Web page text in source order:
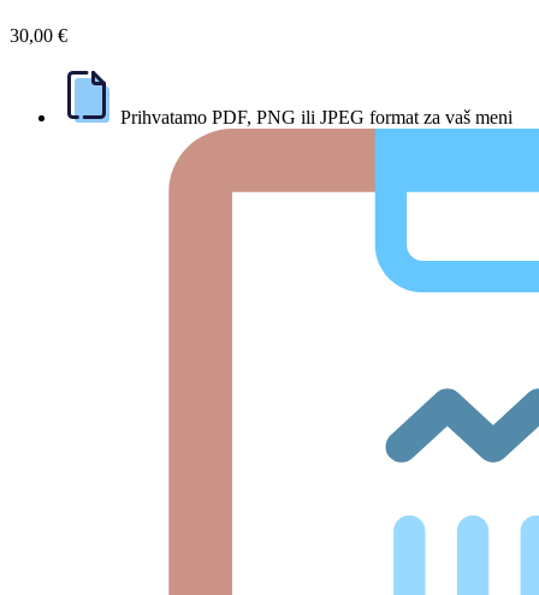
30,00 €
Prihvatamo PDF, PNG ili JPEG format za vaš meni